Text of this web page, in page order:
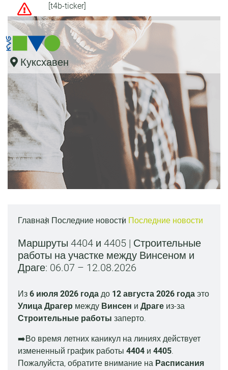
[t4b-ticker]
Куксхавен
Главная Последние новости Последние новости
Маршруты 4404 и 4405 | Строительные
работы на участке между Винсеном и
Драге: 06.07 – 12.08.2026
Из 6 июля 2026 года до 12 августа 2026 года это
Улица Драгер между Винсен и Драге из-за
Строительные работы заперто.
➡️Во время летних каникул на линиях действует
измененный график работы 4404 и 4405.
Пожалуйста, обратите внимание на Расписания